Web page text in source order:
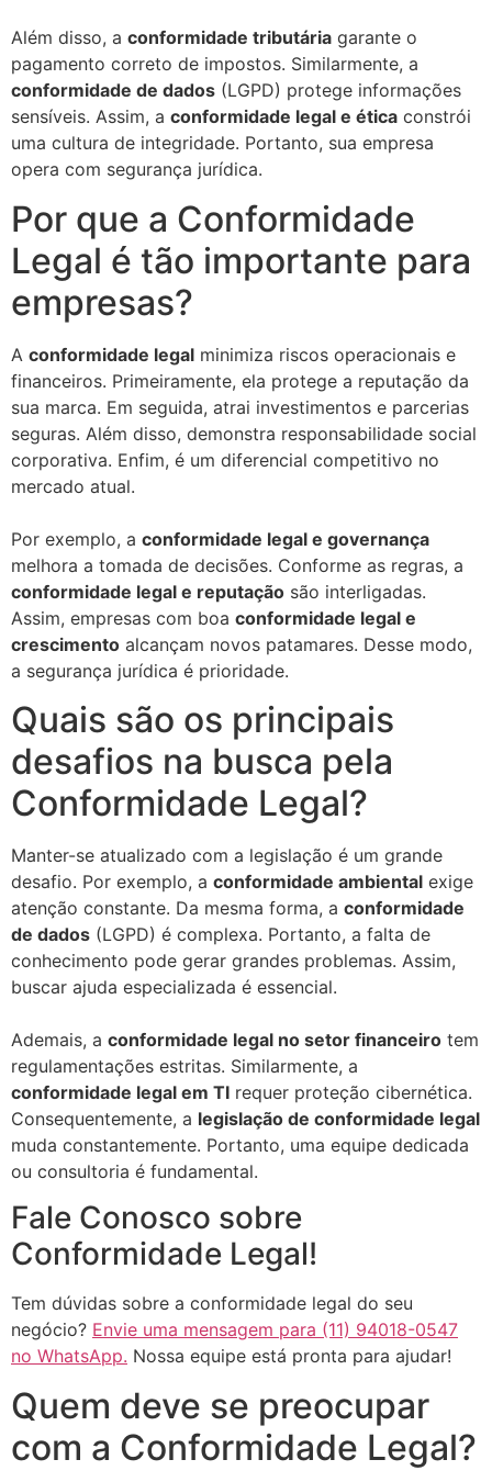
Além disso, a conformidade tributária garante o
pagamento correto de impostos. Similarmente, a
conformidade de dados (LGPD) protege informações
sensíveis. Assim, a conformidade legal e ética constrói
uma cultura de integridade. Portanto, sua empresa
opera com segurança jurídica.
Por que a Conformidade
Legal é tão importante para
empresas?
A conformidade legal minimiza riscos operacionais e
financeiros. Primeiramente, ela protege a reputação da
sua marca. Em seguida, atrai investimentos e parcerias
seguras. Além disso, demonstra responsabilidade social
corporativa. Enfim, é um diferencial competitivo no
mercado atual.
Por exemplo, a conformidade legal e governança
melhora a tomada de decisões. Conforme as regras, a
conformidade legal e reputação são interligadas.
Assim, empresas com boa conformidade legal e
crescimento alcançam novos patamares. Desse modo,
a segurança jurídica é prioridade.
Quais são os principais
desafios na busca pela
Conformidade Legal?
Manter-se atualizado com a legislação é um grande
desafio. Por exemplo, a conformidade ambiental exige
atenção constante. Da mesma forma, a conformidade
de dados (LGPD) é complexa. Portanto, a falta de
conhecimento pode gerar grandes problemas. Assim,
buscar ajuda especializada é essencial.
Ademais, a conformidade legal no setor financeiro tem
regulamentações estritas. Similarmente, a
conformidade legal em TI requer proteção cibernética.
Consequentemente, a legislação de conformidade legal
muda constantemente. Portanto, uma equipe dedicada
ou consultoria é fundamental.
Fale Conosco sobre
Conformidade Legal!
Tem dúvidas sobre a conformidade legal do seu
negócio? Envie uma mensagem para (11) 94018-0547
no WhatsApp. Nossa equipe está pronta para ajudar!
Quem deve se preocupar
com a Conformidade Legal?